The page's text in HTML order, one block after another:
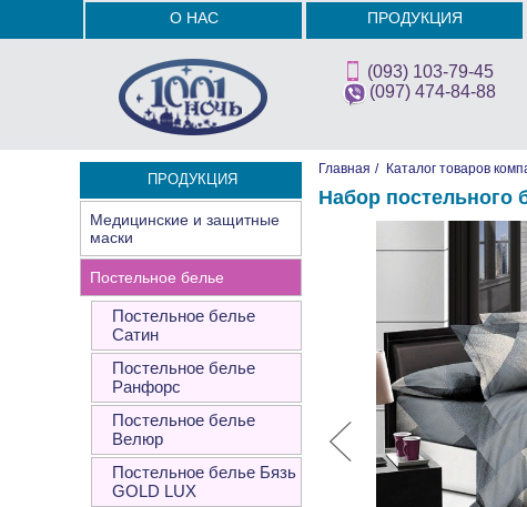
О НАС ПРОДУКЦИЯ
(093) 103-79-45
(097) 474-84-88
ПРОДУКЦИЯ
Медицинские и защитные
маски
Постельное белье
Постельное белье
Сатин
Постельное белье
Ранфорс
Постельное белье
Велюр
Постельное белье Бязь
GOLD LUX
Главная / Каталог товаров
Набор